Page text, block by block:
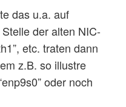
das u.a. auf
der alten NIC-
etc. traten dann
z.B. so illustre
oder noch